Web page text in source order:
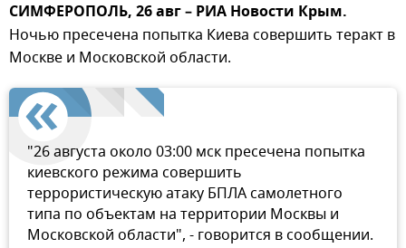
СИМФЕРОПОЛЬ, 26 авг – РИА Новости Крым.
Ночью пресечена попытка Киева совершить теракт в
Москве и Московской области.
"26 августа около 03:00 мск пресечена попытка
киевского режима совершить
террористическую атаку БПЛА самолетного
типа по объектам на территории Москвы и
Московской области", - говорится в сообщении.